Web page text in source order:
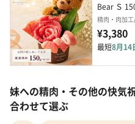
Bear Ｓ
精肉・肉加
¥3,380
最短8月14
妹への精肉・その他の快気
合わせて選ぶ